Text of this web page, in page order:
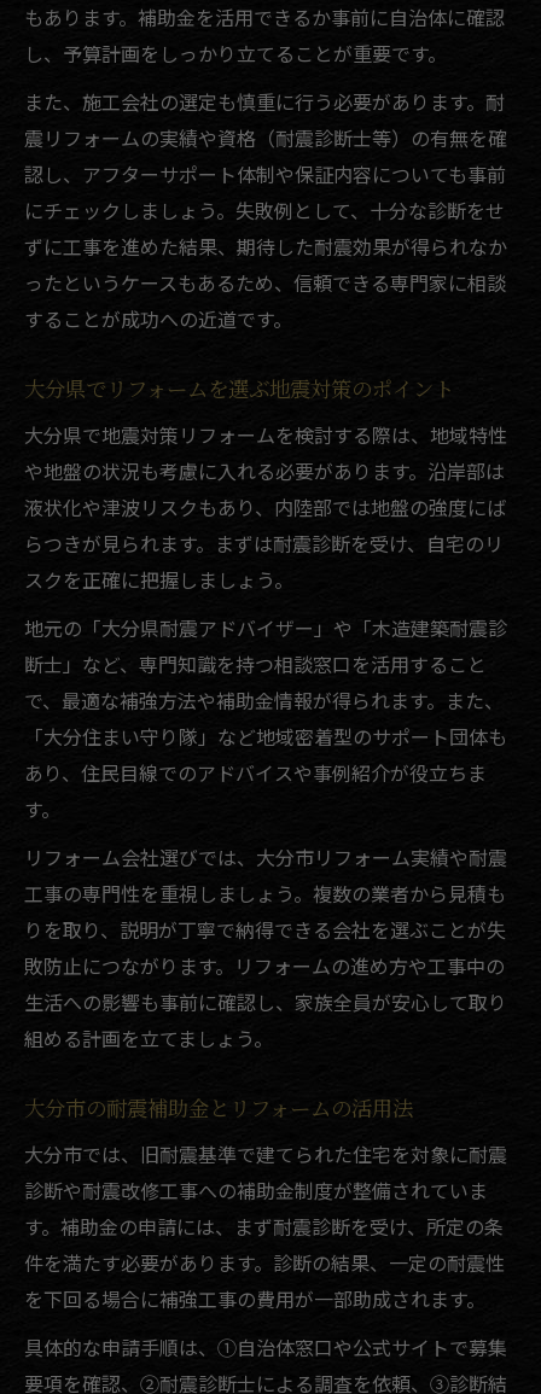
もあります。補助金を活用できるか事前に自治体に確認
し、予算計画をしっかり立てることが重要です。
また、施工会社の選定も慎重に行う必要があります。耐
震リフォームの実績や資格（耐震診断士等）の有無を確
認し、アフターサポート体制や保証内容についても事前
にチェックしましょう。失敗例として、十分な診断をせ
ずに工事を進めた結果、期待した耐震効果が得られなか
ったというケースもあるため、信頼できる専門家に相談
することが成功への近道です。
大分県でリフォームを選ぶ地震対策のポイント
大分県で地震対策リフォームを検討する際は、地域特性
や地盤の状況も考慮に入れる必要があります。沿岸部は
液状化や津波リスクもあり、内陸部では地盤の強度にば
らつきが見られます。まずは耐震診断を受け、自宅のリ
スクを正確に把握しましょう。
地元の「大分県耐震アドバイザー」や「木造建築耐震診
断士」など、専門知識を持つ相談窓口を活用すること
で、最適な補強方法や補助金情報が得られます。また、
「大分住まい守り隊」など地域密着型のサポート団体も
あり、住民目線でのアドバイスや事例紹介が役立ちま
す。
リフォーム会社選びでは、大分市リフォーム実績や耐震
工事の専門性を重視しましょう。複数の業者から見積も
りを取り、説明が丁寧で納得できる会社を選ぶことが失
敗防止につながります。リフォームの進め方や工事中の
生活への影響も事前に確認し、家族全員が安心して取り
組める計画を立てましょう。
大分市の耐震補助金とリフォームの活用法
大分市では、旧耐震基準で建てられた住宅を対象に耐震
診断や耐震改修工事への補助金制度が整備されていま
す。補助金の申請には、まず耐震診断を受け、所定の条
件を満たす必要があります。診断の結果、一定の耐震性
を下回る場合に補強工事の費用が一部助成されます。
具体的な申請手順は、①自治体窓口や公式サイトで募集
要項を確認、②耐震診断士による調査を依頼、③診断結